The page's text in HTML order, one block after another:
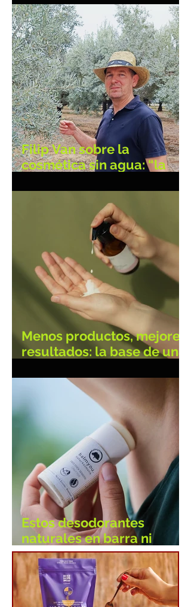
piel
Filip Van sobre la
cosmética sin agua: “la
haber más concentración
Menos productos, mejores
resultados: la base de una
Estos desodorantes
naturales en barra ni
irritan ni abandonan, ¿los
adoptas?